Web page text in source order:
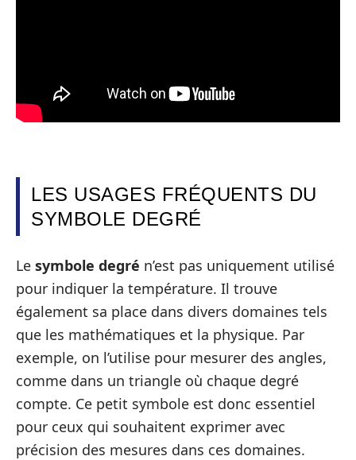
LES USAGES FRÉQUENTS DU
SYMBOLE DEGRÉ
Le symbole degré n’est pas uniquement utilisé
pour indiquer la température. Il trouve
également sa place dans divers domaines tels
que les mathématiques et la physique. Par
exemple, on l’utilise pour mesurer des angles,
comme dans un triangle où chaque degré
compte. Ce petit symbole est donc essentiel
pour ceux qui souhaitent exprimer avec
précision des mesures dans ces domaines.